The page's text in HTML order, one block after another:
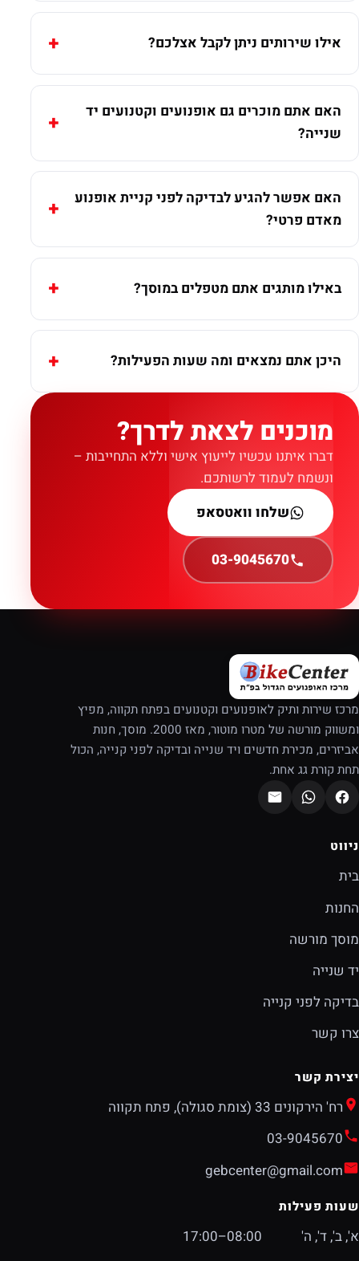
אילו שירותים ניתן לקבל אצלכם?
האם אתם מוכרים גם אופנועים וקטנועים יד
שנייה?
האם אפשר להגיע לבדיקה לפני קניית אופנוע
מאדם פרטי?
באילו מותגים אתם מטפלים במוסך?
היכן אתם נמצאים ומה שעות הפעילות?
מוכנים לצאת לדרך?
דברו איתנו עכשיו לייעוץ אישי וללא התחייבות –
ונשמח לעמוד לרשותכם.
שלחו וואטסאפ
03-9045670
מרכז שירות ותיק לאופנועים וקטנועים בפתח תקווה, מפיץ
ומשווק מורשה של מטרו מוטור, מאז 2000. מוסך, חנות
אביזרים, מכירת חדשים ויד שנייה ובדיקה לפני קנייה, הכול
תחת קורת גג אחת.
ניווט
בית
החנות
מוסך מורשה
יד שנייה
בדיקה לפני קנייה
צרו קשר
יצירת קשר
רח' הירקונים 33 (צומת סגולה), פתח תקווה
03-9045670
gebcenter@gmail.com
שעות פעילות
א', ב', ד', ה'
08:00–17:00